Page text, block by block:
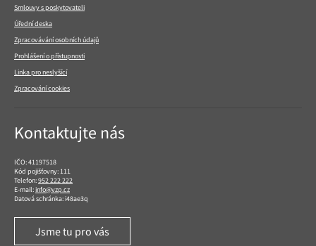
Smlouvy s poskytovateli
Úřední deska
Zpracovávání osobních údajů
Prohlášení o přístupnosti
Linka pro neslyšící
Zpracování cookies
Kontaktujte nás
IČO: 41197518
Kód pojišťovny: 111
Telefon:952 222 222
E-mail:info@vzp.cz
Datová schránka: i48ae3q
Jsme tu pro vás